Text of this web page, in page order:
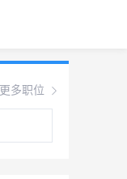
更多职位